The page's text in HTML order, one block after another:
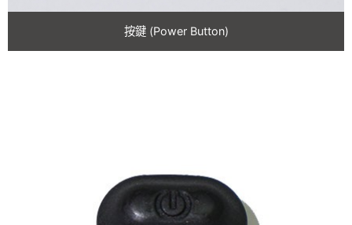
按鍵 (Power Button)